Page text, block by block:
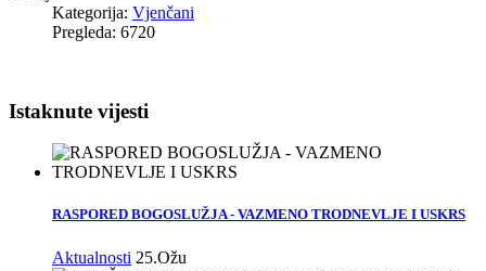
Kategorija: Vjenčani
Pregleda: 6720
Istaknute vijesti
RASPORED BOGOSLUŽJA - VAZMENO TRODNEVLJE I USKRS
Aktualnosti 25.Ožu